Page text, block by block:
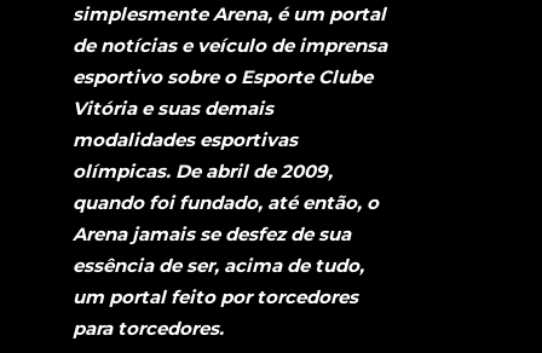
simplesmente Arena, é um portal
de notícias e veículo de imprensa
esportivo sobre o Esporte Clube
Vitória e suas demais
modalidades esportivas
olímpicas. De abril de 2009,
quando foi fundado, até então, o
Arena jamais se desfez de sua
essência de ser, acima de tudo,
um portal feito por torcedores
para torcedores.